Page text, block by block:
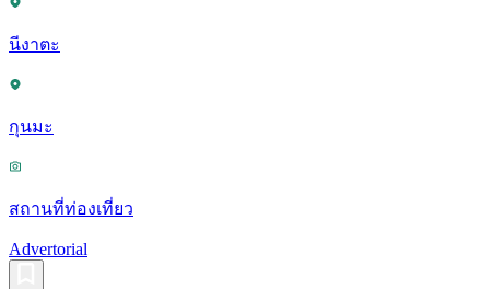
นีงาตะ
กุนมะ
สถานที่ท่องเที่ยว
Advertorial